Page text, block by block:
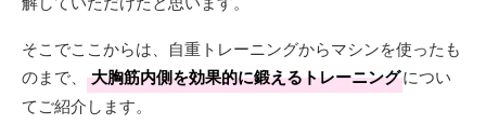
そこでここからは、自重トレーニングからマシンを使ったも
のまで、
大胸筋内側を効果的に鍛えるトレーニングについ
てご紹介します。